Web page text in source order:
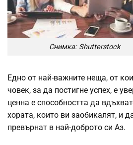
Снимка: Shutterstock
Едно от най-важните неща, от
човек, за да постигне успех, е
ценна е способността да
хората, които ви заобикалят, и
превърнат в най-доброто си Аз.